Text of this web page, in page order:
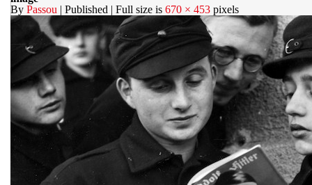
By Passou | Published | Full size is 670 × 453 pixels